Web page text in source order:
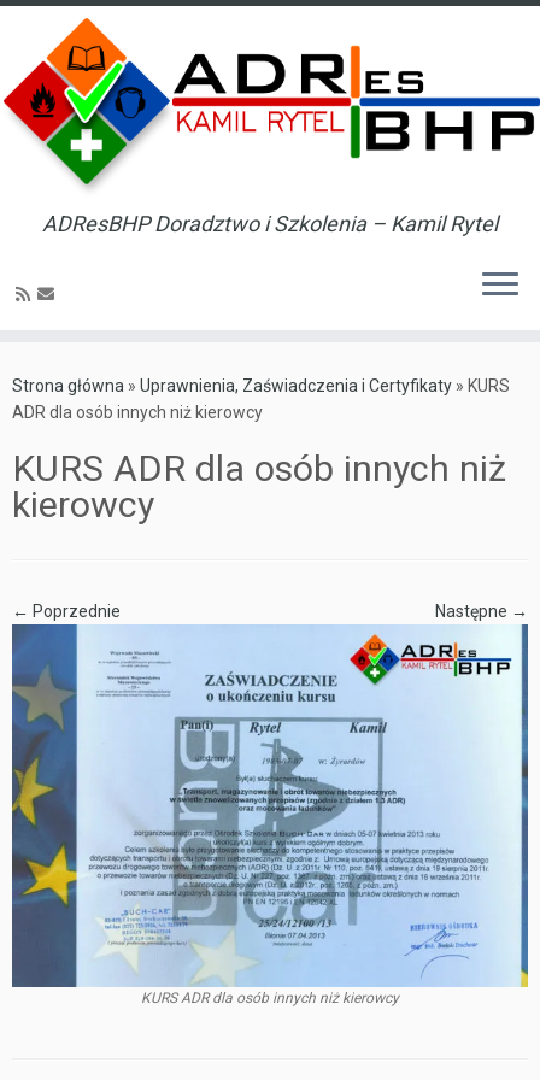
to
content
ADResBHP Doradztwo i Szkolenia – Kamil Rytel
Strona główna » Uprawnienia, Zaświadczenia i Certyfikaty » KURS
ADR dla osób innych niż kierowcy
KURS ADR dla osób innych niż
kierowcy
← Poprzednie Następne →
KURS ADR dla osób innych niż kierowcy